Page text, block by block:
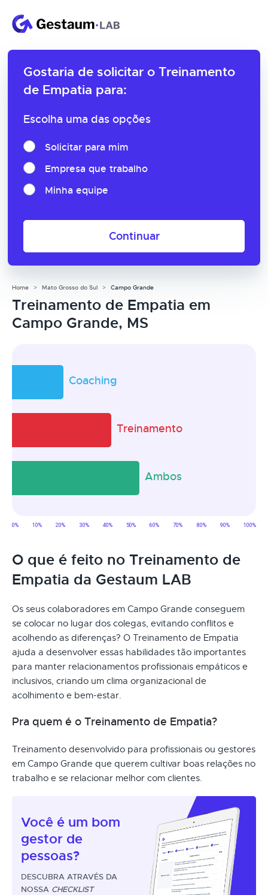
Gostaria de solicitar o Treinamento
de Empatia para:
Escolha uma das opções
Solicitar para mim
Empresa que trabalho
Minha equipe
Continuar
Home Mato Grosso do Sul Campo Grande
Treinamento de Empatia em
Campo Grande, MS
O que é feito no Treinamento de
Empatia da Gestaum LAB
Os seus colaboradores em Campo Grande conseguem
se colocar no lugar dos colegas, evitando conflitos e
acolhendo as diferenças? O Treinamento de Empatia
ajuda a desenvolver essas habilidades tão importantes
para manter relacionamentos profissionais empáticos e
inclusivos, criando um clima organizacional de
acolhimento e bem-estar.
Pra quem é o Treinamento de Empatia?
Treinamento desenvolvido para profissionais ou gestores
em Campo Grande que querem cultivar boas relações no
trabalho e se relacionar melhor com clientes.
Você é um bom
gestor de
pessoas?
DESCUBRA ATRAVÉS DA
NOSSA CHECKLIST